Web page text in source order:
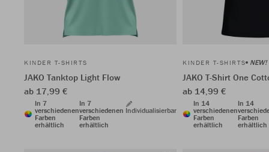
KINDER T-SHIRTS
JAKO Tanktop Light Flow
ab 17,99 €
In 7
verschiedenen
Farben
erhältlich
In 7
verschiedenen
Farben
erhältlich
Individualisierbar
KINDER T-SHIRTS NEW!
JAKO T-Shirt One
ab 14,99 €
In 14
verschiedenen
Farben
erhältlich
In 14
Farben
erhältlich